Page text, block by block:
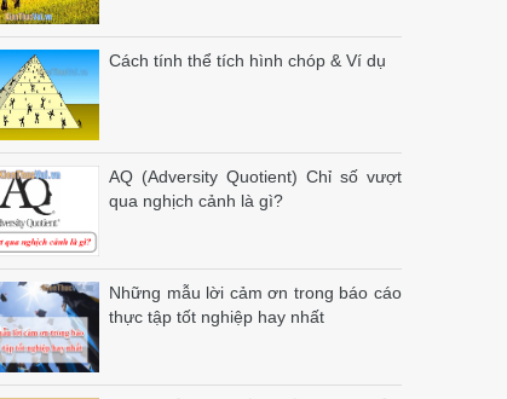
Cách tính thể tích hình chóp & Ví dụ
AQ (Adversity Quotient) Chỉ số vượt
qua nghịch cảnh là gì?
Những mẫu lời cảm ơn trong báo cáo
thực tập tốt nghiệp hay nhất